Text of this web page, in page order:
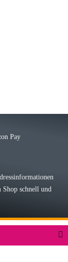
bedenkenlos
einen sehr soliden
Shop schnell und